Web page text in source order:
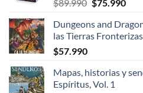
$89.990
original
era:
$75.990
es:
Dungeons and
las Tierras Fronterizas
$57.990
Mapas, historias y
Espíritus, Vol. 1